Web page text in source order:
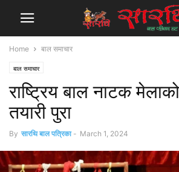
Home बाल समाचार
बाल समाचार
राष्ट्रिय बाल नाटक
तयारी पुरा
By सारथि बाल पत्रिका - March 1, 2024